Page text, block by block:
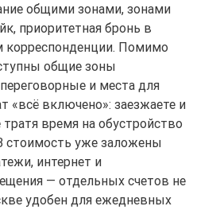
общими зонами, зонами
приоритетная бронь в
корреспонденции. Помимо
общие зоны
и места для
«всё включено»: заезжаете и
тратя время на обустройство
стоимость уже заложены
интернет и
— отдельных счетов не
удобен для ежедневных